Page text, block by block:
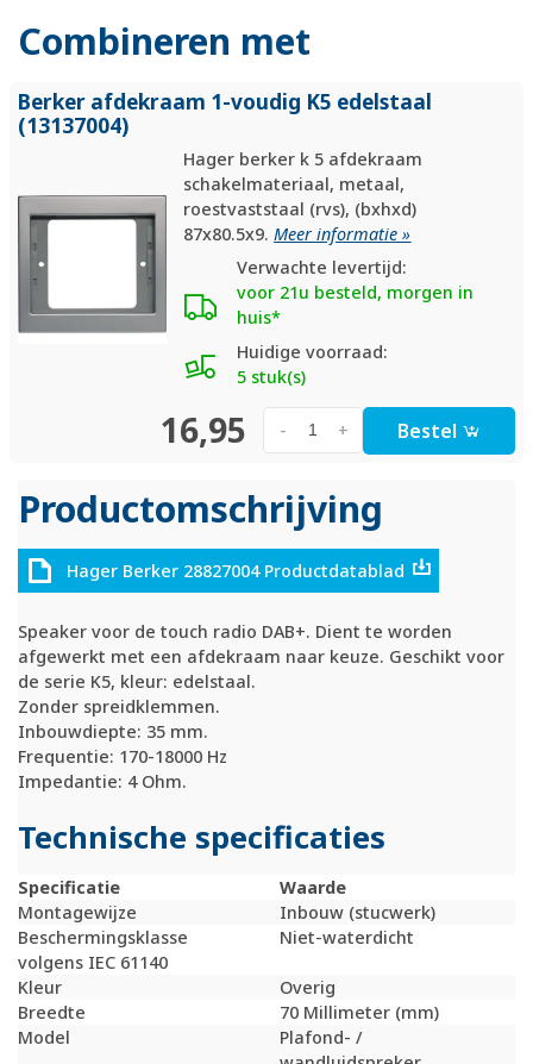
Combineren met
Berker afdekraam 1-voudig K5 edelstaal
(13137004)
Hager berker k 5 afdekraam
schakelmateriaal, metaal,
roestvaststaal (rvs), (bxhxd)
87x80.5x9.Meer informatie »
Verwachte levertijd:
voor 21u besteld, morgen in
huis*
Huidige voorraad:
5 stuk(s)
16,95 +
- Bestel
Productomschrijving
Hager Berker 28827004 Productdatablad
Speaker voor de touch radio DAB+. Dient te worden
afgewerkt met een afdekraam naar keuze. Geschikt voor
de serie K5, kleur: edelstaal.
Zonder spreidklemmen.
Inbouwdiepte: 35 mm.
Frequentie: 170-18000 Hz
Impedantie: 4 Ohm.
Technische specificaties
Specificatie
Waarde
Montagewijze
Inbouw (stucwerk)
Beschermingsklasse
volgens IEC 61140
Niet-waterdicht
Kleur
Overig
Breedte
70 Millimeter (mm)
Model
Plafond- /